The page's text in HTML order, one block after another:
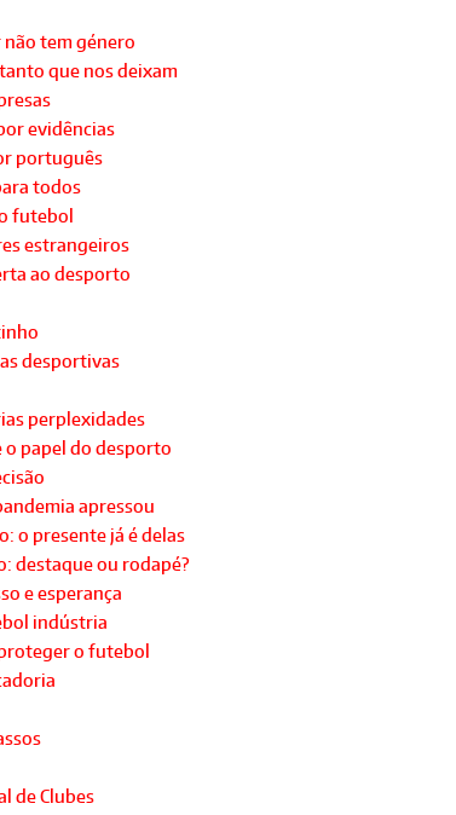
não tem género
que nos deixam
evidências
português
todos
futebol
estrangeiros
ao desporto
desportivas
perplexidades
o papel do desporto
apressou
o presente já é delas
destaque ou rodapé?
e esperança
indústria
o futebol
de Clubes